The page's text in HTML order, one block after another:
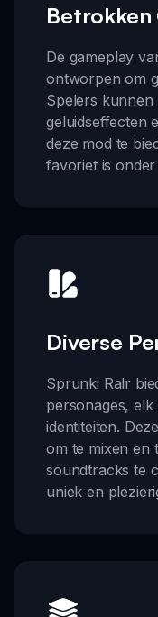
Betrokken
De gameplay
ontworpen om
Spelers kunnen
geluidseffecten
deze mod te
favoriet is onder
Diverse
Sprunki Ralr
personages,
identiteiten.
om te mixen en
soundtracks te
uniek en